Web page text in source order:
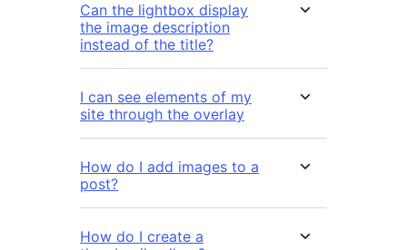
Can the lightbox display
the image description
instead of the title?
I can see elements of my
site through the overlay
How do I add images to a
post?
How do I create a